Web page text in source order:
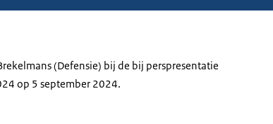
(Defensie) bij de bij perspresentatie
op 5 september 2024.